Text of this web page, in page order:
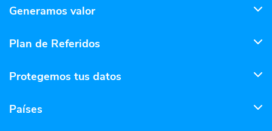
Generamos valor
Plan de Referidos
Protegemos tus datos
Países